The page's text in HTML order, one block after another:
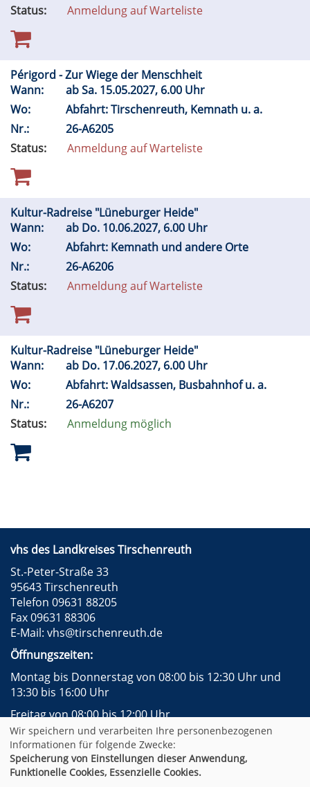
Status:
Anmeldung auf Warteliste
Périgord - Zur Wiege der Menschheit
Wann:
abSa. 15.05.2027, 6.00 Uhr
Wo:
Abfahrt: Tirschenreuth, Kemnath u. a.
Nr.:
26-A6205
Status:
Anmeldung auf Warteliste
Kultur-Radreise "Lüneburger Heide"
Wann:
ab Do. 10.06.2027, 6.00 Uhr
Wo:
Abfahrt: Kemnath und andere Orte
Nr.:
26-A6206
Status:
Anmeldung auf Warteliste
Kultur-Radreise "Lüneburger Heide"
Wann:
ab Do. 17.06.2027, 6.00 Uhr
Wo:
Abfahrt: Waldsassen, Busbahnhof u. a.
Nr.:
26-A6207
Status:
Anmeldung möglich
vhs des Landkreises Tirschenreuth
St.-Peter-Straße 33
95643 Tirschenreuth
Telefon 09631 88205
Fax 09631 88306
E-Mail: vhs@tirschenreuth.de
Öffnungszeiten:
Montag bis Donnerstag von 08:00 bis 12:30 Uhr und
13:30 bis 16:00 Uhr
Freitag von 08:00 bis 12:00 Uhr
Facebook
Instagram
Impressum
AGB
Datenschutzerklärung
Widerrufsformular
Newsletter
Sitemap
Wir speichern und verarbeiten Ihre personenbezogenen
Informationen für folgende Zwecke:
Speicherung von Einstellungen dieser Anwendung,
Funktionelle Cookies, Essenzielle Cookies.